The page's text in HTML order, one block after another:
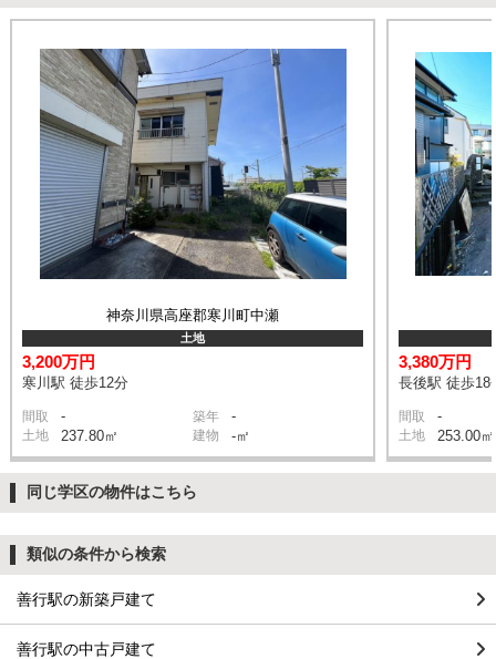
神奈川県高座郡寒川町中瀬
土地
3,200万円
寒川駅 徒歩12分
間取 - 築年 -
土地 237.80㎡ 建物 -㎡
3,380万円
長後駅 徒歩18
間取 -
土地 253.00㎡
同じ学区の物件はこちら
類似の条件から検索
善行駅の新築戸建て
善行駅の中古戸建て